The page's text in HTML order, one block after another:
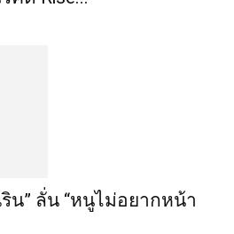
น” ลั่น “หนูไม่อยากหน้า